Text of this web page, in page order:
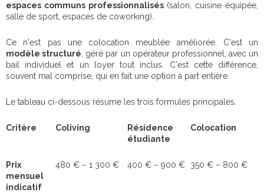
espaces communs professionnalisés(salon, cuisine équipée,
salle de sport, espaces de coworking).
Ce n'est pas une colocation meublée améliorée. C'est un
modèle structuré , géré par un opérateur professionnel, avec un
bail individuel et un loyer tout inclus. C'est cette différence,
souvent mal comprise, qui en fait une option à part entière.
Le tableau ci-dessous résume les trois formules principales.
Critère Coliving
Résidence
étudiante
Colocation
Prix
mensuel
indicatif
480 € – 1 300 € 400 € – 900 € 350 € – 800 €